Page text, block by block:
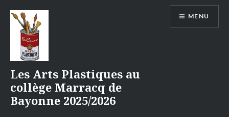
contenu
Les Arts Plastiques au
collège Marracq de
Bayonne 2025/2026
MENU